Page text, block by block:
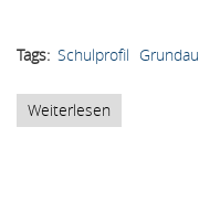
Tags Schulprofil
Weiterlesen
Schulprofil